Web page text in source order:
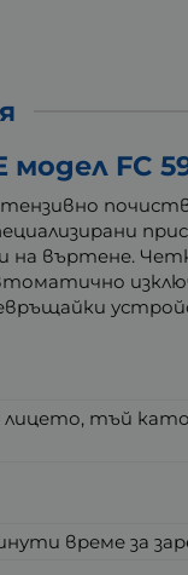
FC
на въртене.
лицето, тъй
време за